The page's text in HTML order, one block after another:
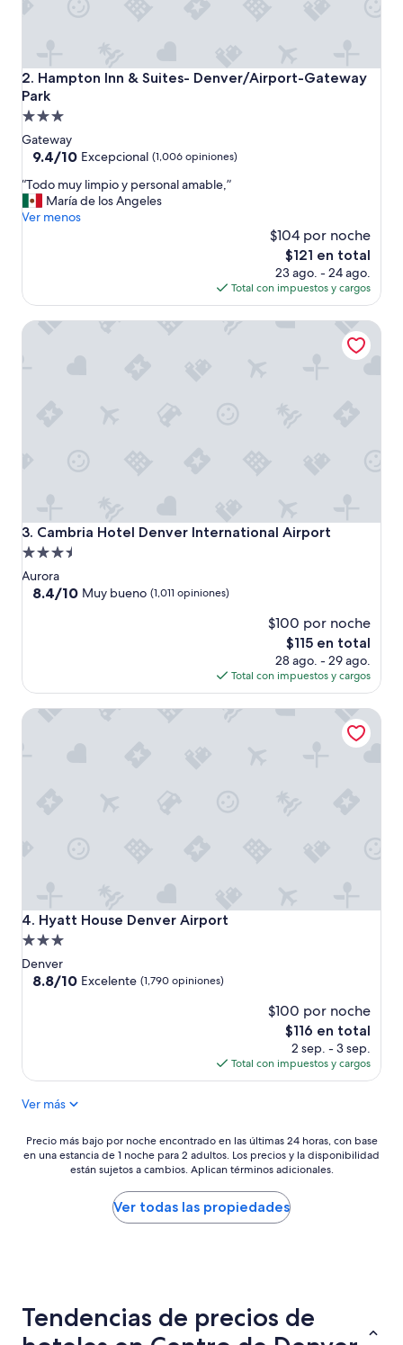
2. Hampton Inn & Suites- Denver/Airport-Gateway
Park
Hampton Inn & Suites- Denver/Airport-Gateway Park
Propiedad
de
3.0
Gateway
9.4
10,
Excepcional,
(1,006
9.4/10 Excepcional (1,006 opiniones)
“
T
o
y
i
a
l
a
m
“Todo muy limpio y personal amable,”
María de los Angeles
Ver menos
$104 por noche
El
precio
actual
es
de
$121 en total
23 ago. - 24 ago.
Total con impuestos y cargos
3. Cambria Hotel Denver International Airport
Cambria Hotel Denver International Airport
Propiedad
de
3.5
Aurora
8.4
opiniones)
8.4/10 Muy bueno (1,011 opiniones)
$100 por noche
El
precio
actual
es
de
$115 en total
28 ago. - 29 ago.
Total con impuestos y cargos
Cambria Hotel Denver International Airport
4. Hyatt House Denver Airport
Hyatt House Denver Airport
Propiedad
de
3.0
Denver
8.8
8.8/10 Excelente (1,790 opiniones)
$100 por noche
El
precio
actual
es
$116 en total
2 sep. - 3 sep.
Total con impuestos y cargos
Hyatt House Denver Airport
Ver más
Precio
más
con
base
Precio más bajo por noche encontrado en las últimas 24 horas, con base
en una estancia de 1 noche para 2 adultos. Los precios y la disponibilidad
están sujetos a cambios. Aplican términos adicionales.
Ver todas las propiedades
Tendencias de precios de